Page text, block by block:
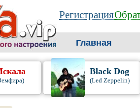
Регистрация
Главная
Black Dog
(Led Zeppelin)